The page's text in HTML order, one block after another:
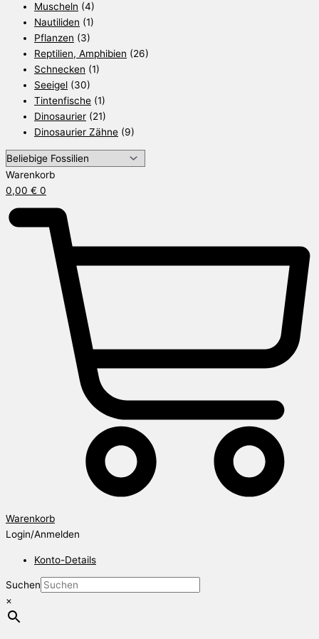
Muscheln (4)
Nautiliden (1)
Pflanzen (3)
Reptilien, Amphibien (26)
Schnecken (1)
Seeigel (30)
Tintenfische (1)
Dinosaurier (21)
Dinosaurier Zähne (9)
Warenkorb
0,00 € 0
Warenkorb
Login/Anmelden
Konto-Details
Suchen
×